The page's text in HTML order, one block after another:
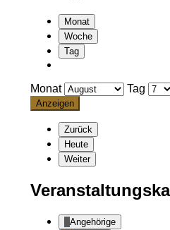
Monat
Woche
Tag
Monat Tag
Zurück
Heute
Weiter
Angehörige